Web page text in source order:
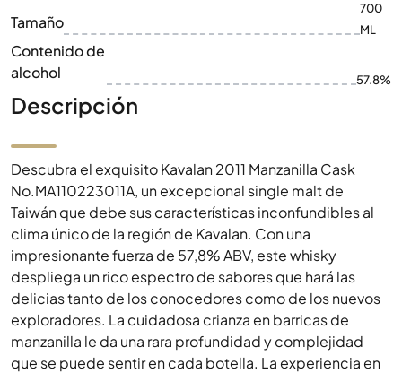
Tamaño
700
ML
Contenido de
alcohol
57.8%
Descripción
Descubra el exquisito Kavalan 2011 Manzanilla Cask
No.MA110223011A, un excepcional single malt de
Taiwán que debe sus características inconfundibles al
clima único de la región de Kavalan. Con una
impresionante fuerza de 57,8% ABV, este whisky
despliega un rico espectro de sabores que hará las
delicias tanto de los conocedores como de los nuevos
exploradores. La cuidadosa crianza en barricas de
manzanilla le da una rara profundidad y complejidad
que se puede sentir en cada botella. La experiencia en